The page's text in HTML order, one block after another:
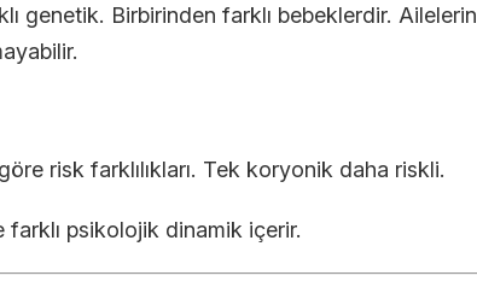
genetik. Birbirinden farklı bebeklerdir. Ailelerin
risk farklılıkları. Tek koryonik daha riskli.
psikolojik dinamik içerir.